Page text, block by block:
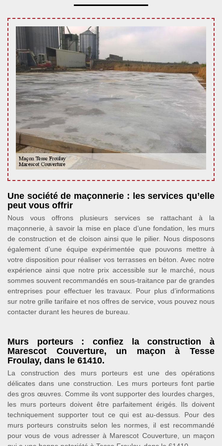
Une société de maçonnerie : les services qu’elle
peut vous offrir
Nous vous offrons plusieurs services se rattachant à la
maçonnerie, à savoir la mise en place d’une fondation, les murs
de construction et de cloison ainsi que le pilier. Nous disposons
également d’une équipe expérimentée que pouvons mettre à
votre disposition pour réaliser vos terrasses en béton. Avec notre
expérience ainsi que notre prix accessible sur le marché, nous
sommes souvent recommandés en sous-traitance par de grandes
entreprises pour effectuer les travaux. Pour plus d’informations
sur notre grille tarifaire et nos offres de service, vous pouvez nous
contacter durant les heures de bureau.
Murs porteurs : confiez la construction à
Marescot Couverture, un maçon à Tesse
Froulay, dans le 61410.
La construction des murs porteurs est une des opérations
délicates dans une construction. Les murs porteurs font partie
des gros œuvres. Comme ils vont supporter des lourdes charges,
les murs porteurs doivent être parfaitement érigés. Ils doivent
techniquement supporter tout ce qui est au-dessus. Pour des
murs porteurs construits selon les normes, il est recommandé
pour vous de vous adresser à Marescot Couverture, un maçon